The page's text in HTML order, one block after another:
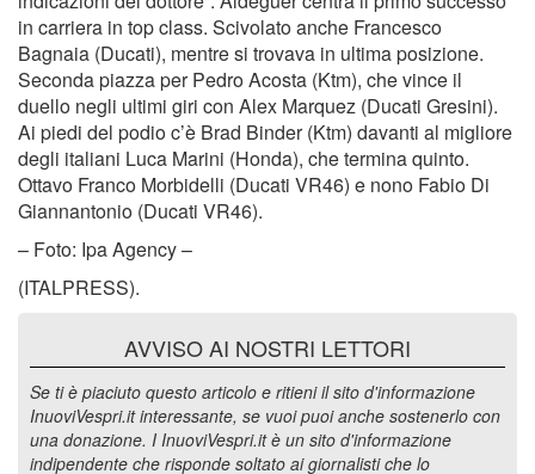
in carriera in top class. Scivolato anche Francesco
Bagnaia (Ducati), mentre si trovava in ultima posizione.
Seconda piazza per Pedro Acosta (Ktm), che vince il
duello negli ultimi giri con Alex Marquez (Ducati Gresini).
Ai piedi del podio c’è Brad Binder (Ktm) davanti al migliore
degli italiani Luca Marini (Honda), che termina quinto.
Ottavo Franco Morbidelli (Ducati VR46) e nono Fabio Di
Giannantonio (Ducati VR46).
– Foto: Ipa Agency –
(ITALPRESS).
AVVISO AI NOSTRI LETTORI
Se ti è piaciuto questo articolo e ritieni il sito d'informazione
InuoviVespri.it interessante, se vuoi puoi anche sostenerlo con
una donazione. I InuoviVespri.it è un sito d'informazione
indipendente che risponde soltato ai giornalisti che lo